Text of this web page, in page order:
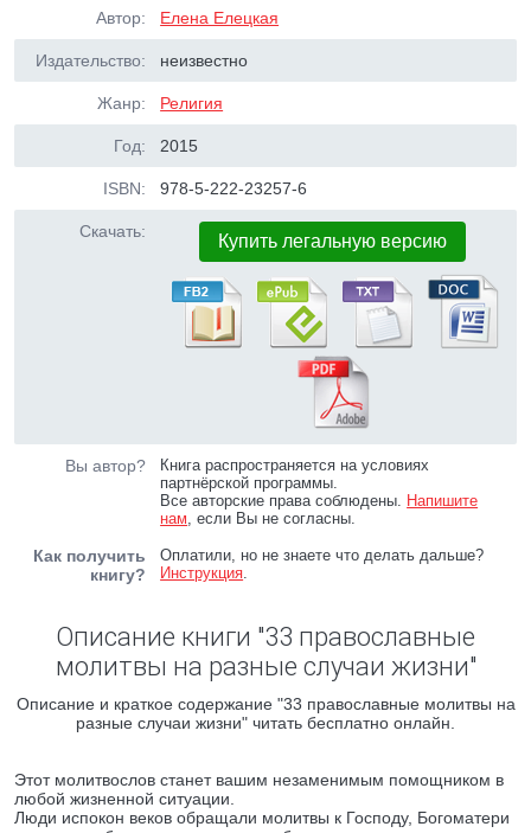
Автор: Елена Елецкая
Издательство: неизвестно
Жанр: Религия
Год: 2015
ISBN: 978-5-222-23257-6
Скачать: Купить легальную версию
Вы автор?
Книга распространяется на условиях
партнёрской программы.
Все авторские права соблюдены. Напишите
нам, если Вы не согласны.
Как получить
книгу?
Оплатили, но не знаете что делать дальше?
Инструкция.
Описание книги "33 православные
молитвы на разные случаи жизни"
Описание и краткое содержание "33 православные молитвы на
разные случаи жизни" читать бесплатно онлайн.
Этот молитвослов станет вашим незаменимым помощником в
любой жизненной ситуации.
Люди испокон веков обращали молитвы к Господу, Богоматери